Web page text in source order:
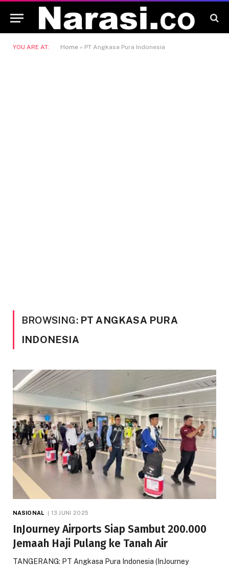
YOU ARE AT: Home » PT Angkasa Pura Indonesia
BROWSING: PT ANGKASA PURA
INDONESIA
NASIONAL 13 JUNI 2025
InJourney Airports Siap Sambut 200.000
Jemaah Haji Pulang ke Tanah Air
TANGERANG: PT Angkasa Pura Indonesia (InJourney